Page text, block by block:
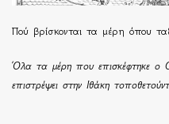
Πού βρίσκονται τα μέρη όπου
Όλα τα μέρη που επισκέφτηκε ο
επιστρέψει στην Ιθάκη